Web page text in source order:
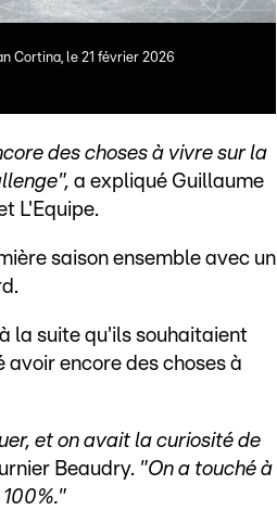
Cortina, le 21 février 2026
des choses à vivre sur la
a expliqué Guillaume
L'Equipe.
saison ensemble avec un
la suite qu'ils souhaitaient
encore des choses à
et on avait la curiosité de
Beaudry. "On a touché à